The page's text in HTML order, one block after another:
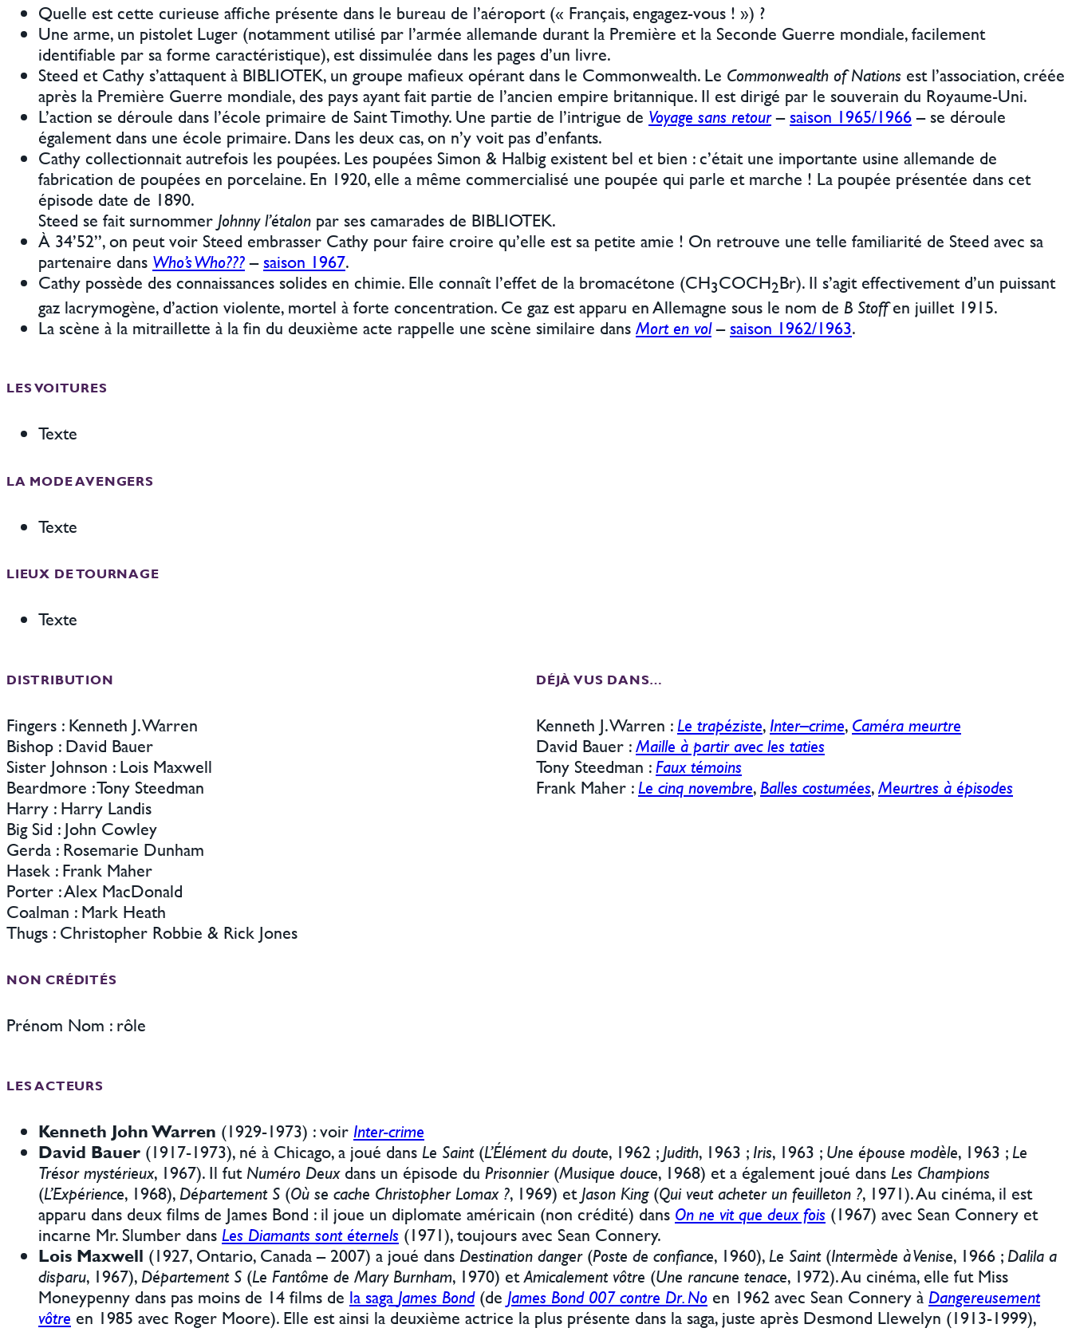
Quelle est cette curieuse affiche présente dans le bureau de l’aéroport (« Français, engagez-vous ! ») ?
Une arme, un pistolet Luger (notamment utilisé par l’armée allemande durant la Première et la Seconde Guerre mondiale, facilement
identifiable par sa forme caractéristique), est dissimulée dans les pages d’un livre.
Steed et Cathy s’attaquent à BIBLIOTEK, un groupe mafieux opérant dans le Commonwealth. Le Commonwealth of Nations est l’association, créée
après la Première Guerre mondiale, des pays ayant fait partie de l’ancien empire britannique. Il est dirigé par le souverain du Royaume-Uni.
L’action se déroule dans l’école primaire de Saint Timothy. Une partie de l’intrigue de Voyage sans retour–saison 1965/1966– se déroule
également dans une école primaire. Dans les deux cas, on n’y voit pas d’enfants.
Cathy collectionnait autrefois les poupées. Les poupées Simon & Halbig existent bel et bien : c’était une importante usine allemande de
fabrication de poupées en porcelaine. En 1920, elle a même commercialisé une poupée qui parle et marche ! La poupée présentée dans cet
épisode date de 1890.
Steed se fait surnommerJohnny l’étalon par ses camarades de BIBLIOTEK.
À 34’52’’, on peut voir Steed embrasser Cathy pour faire croire qu’elle est sa petite amie ! On retrouve une telle familiarité de Steed avec sa
partenaire dans Who’s Who???–saison 1967.
Cathy possède des connaissances solides en chimie. Elle connaît l’effet de la bromacétone (CH3COCH2Br). Il s’agit effectivement d’un puissant
gaz lacrymogène, d’action violente, mortel à forte concentration. Ce gaz est apparu en Allemagne sous le nom de B Stoffen juillet 1915.
La scène à la mitraillette à la fin du deuxième acte rappelle une scène similaire dansMort en vol–saison 1962/1963.
LES VOITURES
Texte
LA MODE AVENGERS
Texte
LIEUX DE TOURNAGE
Texte
DISTRIBUTION
Fingers : Kenneth J. Warren
Bishop : David Bauer
Sister Johnson : Lois Maxwell
Beardmore : Tony Steedman
Harry : Harry Landis
Big Sid : John Cowley
Gerda : Rosemarie Dunham
Hasek : Frank Maher
Porter : Alex MacDonald
Coalman : Mark Heath
Thugs : Christopher Robbie & Rick Jones
NON CRÉDITÉS
Prénom Nom : rôle
DÉJÀ VUS DANS…
Kenneth J. Warren :Le trapéziste,Inter–crime,Caméra meurtre
David Bauer :Maille à partir avec les taties
Tony Steedman :Faux témoins
Frank Maher :Le cinq novembre,Balles costumées,Meurtres à épisodes
LES ACTEURS
Kenneth John Warren (1929-1973) : voir Inter-crime
David Bauer (1917-1973), né à Chicago, a joué dansLe Saint(L’Élément du doute, 1962 ;Judith, 1963 ;Iris, 1963 ;Une épouse modèle, 1963 ;Le
Trésor mystérieux, 1967). Il futNuméro Deuxdans un épisode du Prisonnier(Musique douce, 1968) et a également joué dansLes Champions
(L’Expérience, 1968),Département S (Où se cache Christopher Lomax ?, 1969) etJason King(Qui veut acheter un feuilleton ?, 1971). Au cinéma, il est
apparu dans deux films de James Bond : il joue un diplomate américain (non crédité) dans On ne vit que deux fois (1967) avec Sean Connery et
incarne Mr. Slumber dansLes Diamants sont éternels (1971), toujours avec Sean Connery.
Lois Maxwell (1927, Ontario, Canada – 2007) a joué dans Destination danger(Poste de confiance, 1960),Le Saint(Intermède à Venise, 1966 ;Dalila a
disparu, 1967),Département S (Le Fantôme de Mary Burnham, 1970) etAmicalement vôtre (Une rancune tenace, 1972). Au cinéma, elle fut Miss
Moneypenny dans pas moins de 14 films de la saga James Bond(de James Bond 007 contre Dr. No en 1962 avec Sean Connery à Dangereusement
vôtre en 1985 avec Roger Moore). Elle est ainsi la deuxième actrice la plus présente dans la saga, juste après Desmond Llewelyn (1913-1999),